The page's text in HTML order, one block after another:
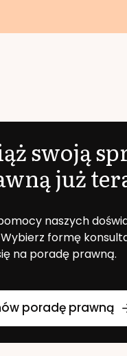
swoją
już
naszych
formę
na poradę prawną.
poradę prawną